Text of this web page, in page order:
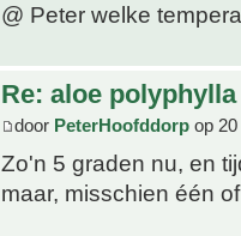
@ Peter welke
Re: aloe polyphylla
door PeterHoofddorp op
Zo'n 5 graden nu, en
maar, misschien één